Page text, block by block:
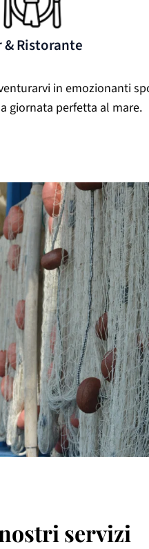
& Ristorante
in emozionanti
giornata perfetta al mare.
servizi